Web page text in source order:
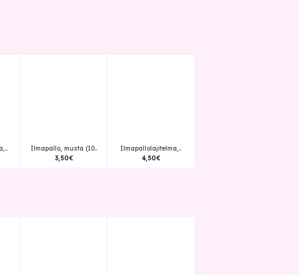
Ilmapallo, musta (10..
3,50€
Ilmapallolajitelma,..
4,50€